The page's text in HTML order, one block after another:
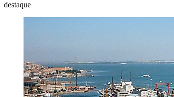
destaque